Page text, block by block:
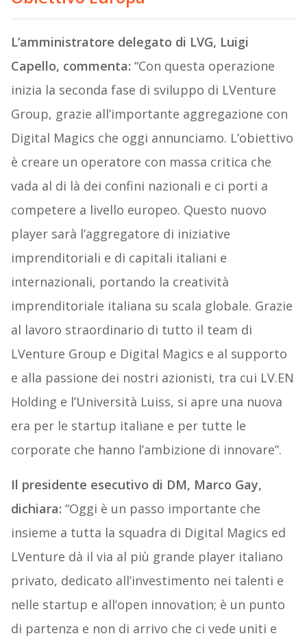
L’amministratore delegato di LVG, Luigi
Capello, commenta: “Con questa operazione
inizia la seconda fase di sviluppo di LVenture
Group, grazie all’importante aggregazione con
Digital Magics che oggi annunciamo. L’obiettivo
è creare un operatore con massa critica che
vada al di là dei confini nazionali e ci porti a
competere a livello europeo. Questo nuovo
player sarà l’aggregatore di iniziative
imprenditoriali e di capitali italiani e
internazionali, portando la creatività
imprenditoriale italiana su scala globale. Grazie
al lavoro straordinario di tutto il team di
LVenture Group e Digital Magics e al supporto
e alla passione dei nostri azionisti, tra cui LV.EN
Holding e l’Università Luiss, si apre una nuova
era per le startup italiane e per tutte le
corporate che hanno l’ambizione di innovare”.
Il presidente esecutivo di DM, Marco Gay,
dichiara: “Oggi è un passo importante che
insieme a tutta la squadra di Digital Magics ed
LVenture dà il via al più grande player italiano
privato, dedicato all’investimento nei talenti e
nelle startup e all’open innovation; è un punto
di partenza e non di arrivo che ci vede uniti e